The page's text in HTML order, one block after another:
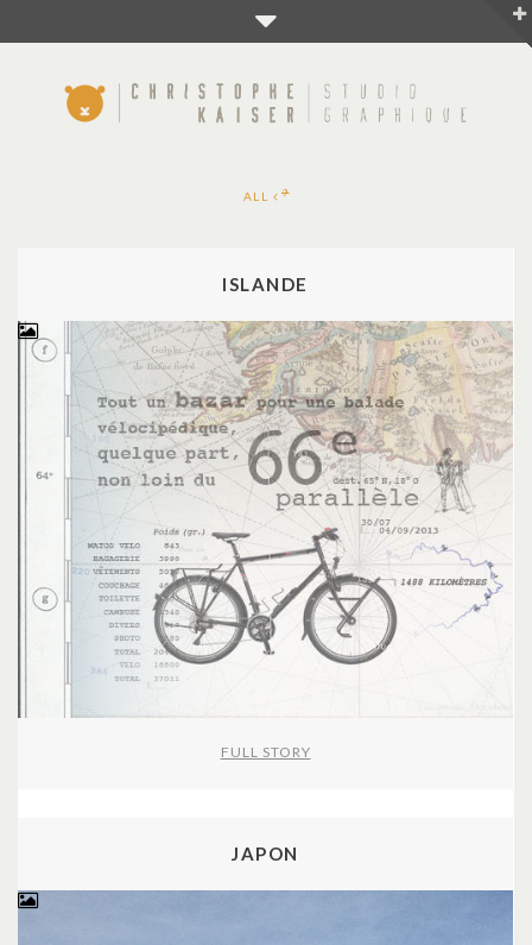
ALL 9
ISLANDE
FULL STORY
JAPON